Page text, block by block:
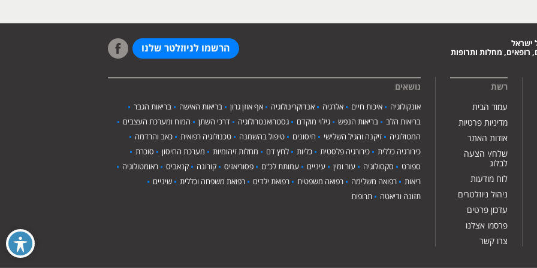
ישראל
רופאים, מחלות ותרופות
הרשמו לניוזלטר שלנו
רשת
עמוד הבית
מדיניות פרטיות
אודות האתר
שלח/י הצעה
לבלוג
לוח מודעות
ניהול ניוזלטרים
עדכון פרטים
פרסמו אצלנו
צרו קשר
נושאים
אונקולוגיה איכות חיים אלרגיה אנדוקרינולוגיה אף אוזן גרון בריאות האישה
בריאות הגבר
בריאות הלב
בריאות הנפש גילוי מוקדם גסטרואנטרולוגיה דרכי השתן
המוח ומערכת העצבים
המטולוגיה
זיקנה והגיל השלישי חיסונים טיפול בהשמנה טכנולוגיה רפואית
כאב והרדמה
כירורגיה כללית
כירורגיה פלסטית כליות לחץ דם מחלות זיהומיות מערכת החיסון
סוכרת
ספורט
סקסולוגיה עור ומין עיניים עמותת לכ"ם פסוריאזיס קורונה קנאביס
ראומטולוגיה
ריאות
רפואה משלימה רפואה משפטית רפואת ילדים רפואת משפחה וכללית
שיניים
תזונה ודיאטה
תרופות